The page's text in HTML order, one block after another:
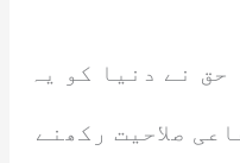
حق نے دنیا کو یہ
صلاحیت رکھنے